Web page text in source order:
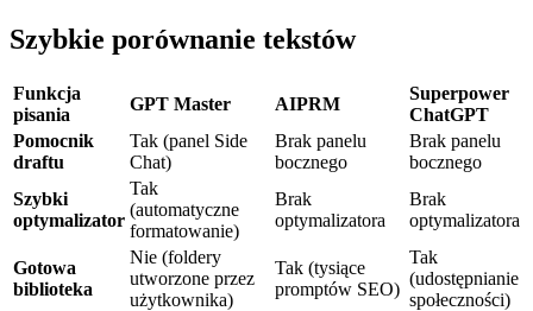
Szybkie porównanie tekstów
Funkcja
pisania
GPT Master AIPRM
Superpower
ChatGPT
Pomocnik
draftu
Tak (panel Side
Chat)
Brak panelu
bocznego
Brak panelu
bocznego
Szybki
optymalizator
Tak
(automatyczne
formatowanie)
Brak
optymalizatora
Brak
optymalizatora
Gotowa
biblioteka
Nie (foldery
utworzone przez
użytkownika)
Tak (tysiące
promptów SEO)
Tak
(udostępnianie
społeczności)